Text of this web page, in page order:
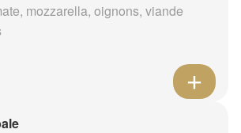
mozzarella, oignons, viande